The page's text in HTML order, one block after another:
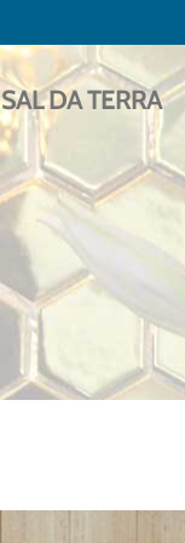
SAL DA TERRA